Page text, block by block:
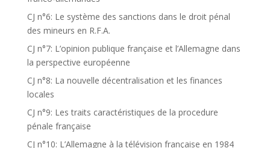
CJ n°6: Le système des sanctions dans le droit pénal
des mineurs en R.F.A.
CJ n°7: L’opinion publique française et l’Allemagne dans
la perspective européenne
CJ n°8: La nouvelle décentralisation et les finances
locales
CJ n°9: Les traits caractéristiques de la procedure
pénale française
CJ n°10: L’Allemagne à la télévision française en 1984